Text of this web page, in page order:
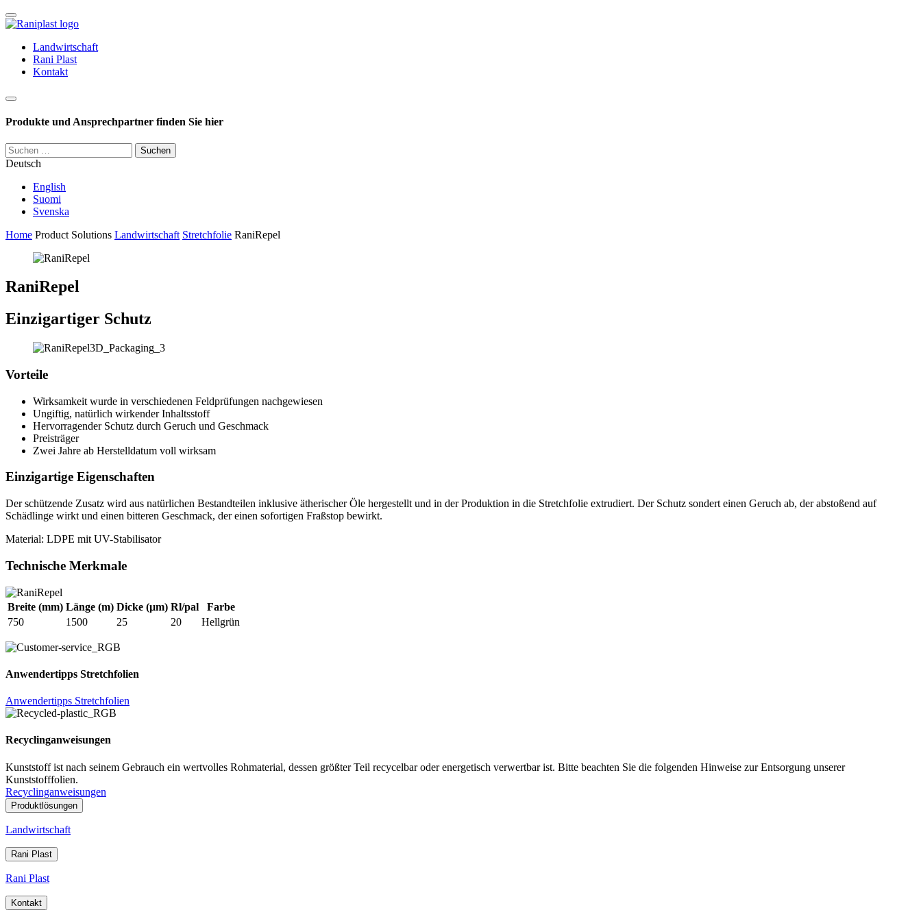
Skip
to
Landwirtschaft
Rani Plast
Kontakt
Haku
Produkte und Ansprechpartner finden Sie hier
Suchen
nach:
Deutsch
English
Suomi
Svenska
Home Product Solutions Landwirtschaft Stretchfolie RaniRepel
RaniRepel
Einzigartiger Schutz
Vorteile
Wirksamkeit wurde in verschiedenen Feldprüfungen nachgewiesen
Ungiftig, natürlich wirkender Inhaltsstoff
Hervorragender Schutz durch Geruch und Geschmack
Preisträger
Zwei Jahre ab Herstelldatum voll wirksam
Einzigartige Eigenschaften
Der schützende Zusatz wird aus natürlichen Bestandteilen inklusive ätherischer Öle hergestellt und in der Produktion in die Stretchfolie extrudiert. Der Schutz sondert einen Geruch ab, der abstoßend auf
Schädlinge wirkt und einen bitteren Geschmack, der einen sofortigen Fraßstop bewirkt.
Material: LDPE mit UV-Stabilisator
Technische Merkmale
Breite (mm) Länge (m) Dicke (µm) Rl/pal
Farbe
750
1500 25 20 Hellgrün
Anwendertipps Stretchfolien
Anwendertipps Stretchfolien
Recyclinganweisungen
Kunststoff ist nach seinem Gebrauch ein wertvolles Rohmaterial, dessen größter Teil recycelbar oder energetisch verwertbar ist. Bitte beachten Sie die folgenden Hinweise zur Entsorgung unserer
Kunststofffolien.
Recyclinganweisungen
Produktlösungen
Landwirtschaft
Rani Plast
Rani Plast
Kontakt